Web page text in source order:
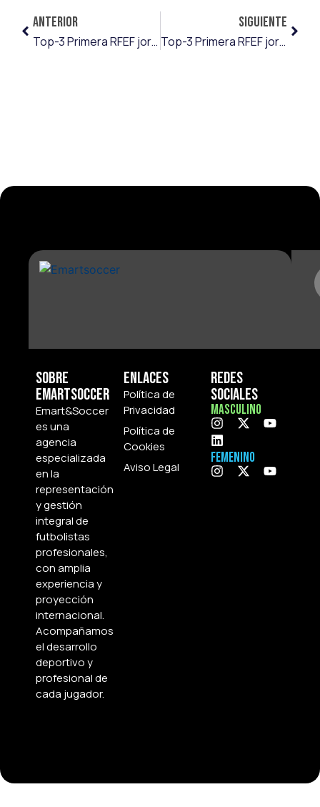
ANTERIOR
Top-3 Primera RFEF jornada 1
SIGUIENTE
Top-3 Primera RFEF jornada 2
Sobre
Emartsoccer
Emart&Soccer
es una
agencia
especializada
en la
representación
y gestión
integral de
futbolistas
profesionales,
con amplia
experiencia y
proyección
internacional.
Acompañamos
el desarrollo
deportivo y
profesional de
cada jugador.
Enlaces
Política de
Privacidad
Política de
Cookies
Aviso Legal
Redes
Sociales
Masculino
Femenino